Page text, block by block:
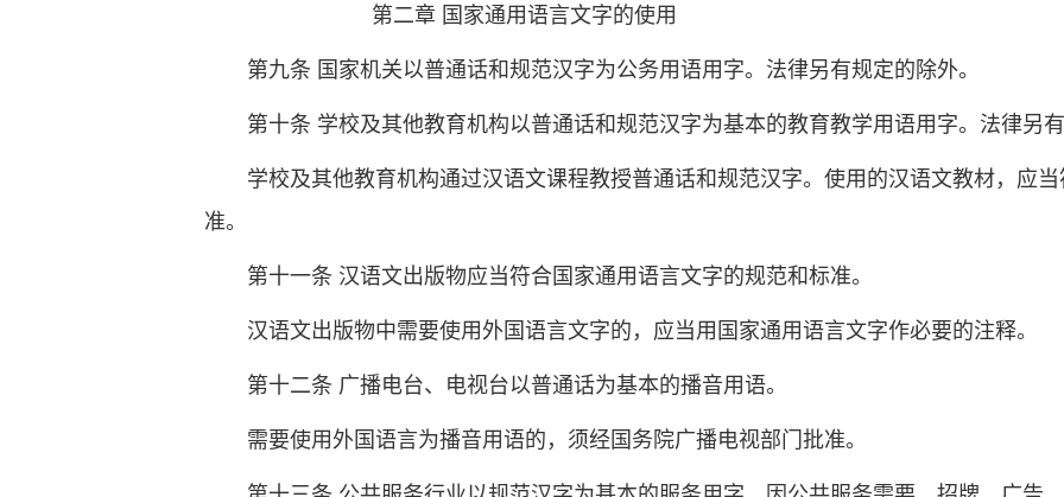
第二章 国家通用语言文字的使用
第九条 国家机关以普通话和规范汉字为公务用语用字。法律另有规定的除外。
第十条 学校及其他教育机构以普通话和规范汉字为基本的教育教学用语用字。法律另
学校及其他教育机构通过汉语文课程教授普通话和规范汉字。使用的汉语文教材，应
准。
第十一条 汉语文出版物应当符合国家通用语言文字的规范和标准。
汉语文出版物中需要使用外国语言文字的，应当用国家通用语言文字作必要的注释。
第十二条 广播电台、电视台以普通话为基本的播音用语。
需要使用外国语言为播音用语的，须经国务院广播电视部门批准。